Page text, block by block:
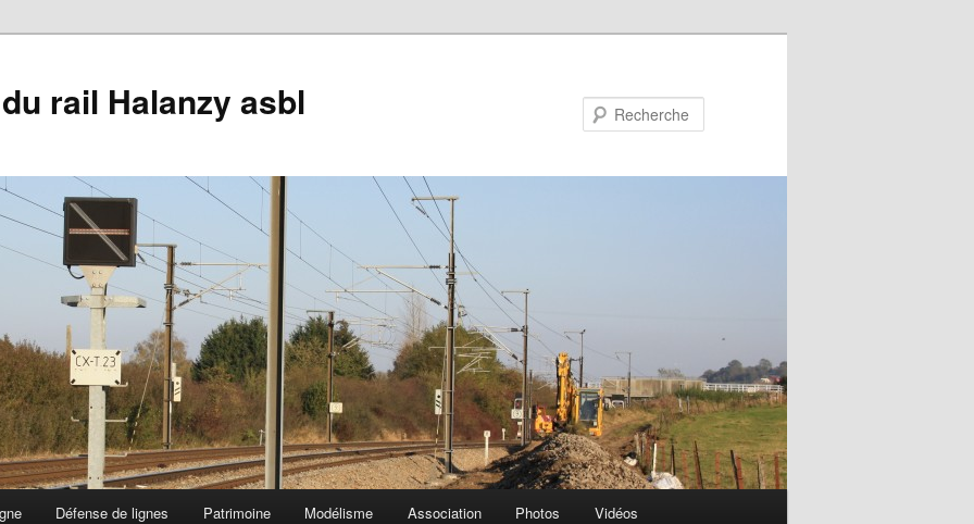
rail Halanzy asbl
Défense de lignes Patrimoine Modélisme Association Photos Vidéos